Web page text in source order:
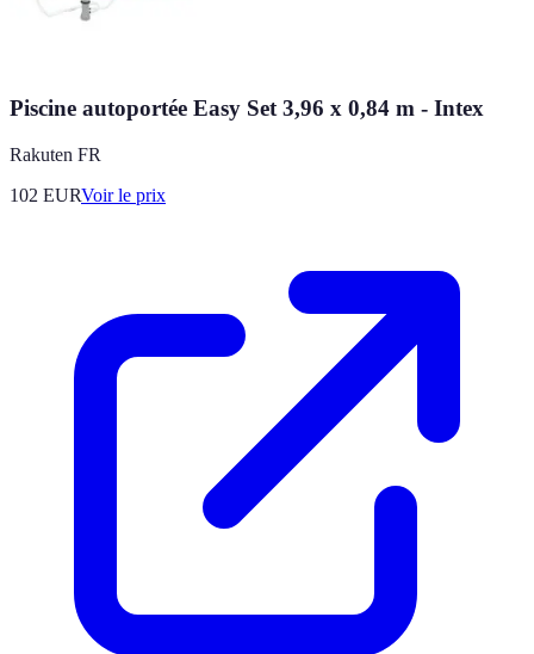
Piscine autoportée Easy Set 3,96 x 0,84 m - Intex
Rakuten FR
102 EURVoir le prix